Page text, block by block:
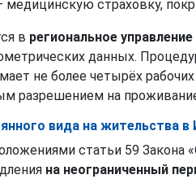
страховку,
в региональное
данных.
не более четырёх
разрешением на
вида на жительства в
статьи 59 Закона
на неограниченный